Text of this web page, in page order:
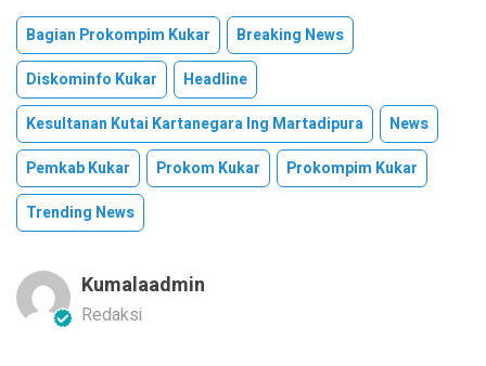
Bagian Prokompim Kukar
Breaking News
Diskominfo Kukar
Headline
Kesultanan Kutai Kartanegara Ing Martadipura
News
Pemkab Kukar
Prokom Kukar
Prokompim Kukar
Trending News
Kumalaadmin
Redaksi